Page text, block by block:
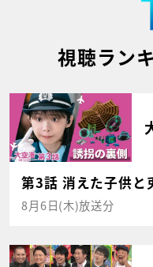
視聴ラン
第3話 消えた子供と
8月6日(木)放送分